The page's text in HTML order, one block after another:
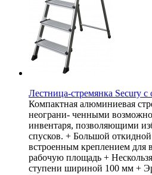
Лестница-стремянка Secury
Компактная алюминиевая
неограни- ченными
инвентаря, позволяющими
спусков. + Большой
встроенным креплением для
рабочую площадь +
ступени шириной 100 мм +